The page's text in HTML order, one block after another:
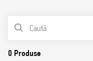
0 Produse